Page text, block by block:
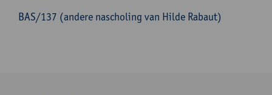
BAS/137 (andere nascholing van Hilde Rabaut)